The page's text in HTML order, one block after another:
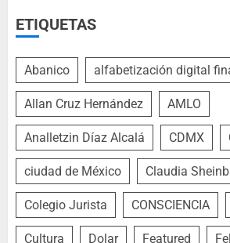
ETIQUETAS
Abanico alfabetización digital
Allan Cruz Hernández AMLO
Analletzin Díaz Alcalá CDMX
ciudad de México Claudia
Colegio Jurista CONSCIENCIA
Cultura Dolar Featured